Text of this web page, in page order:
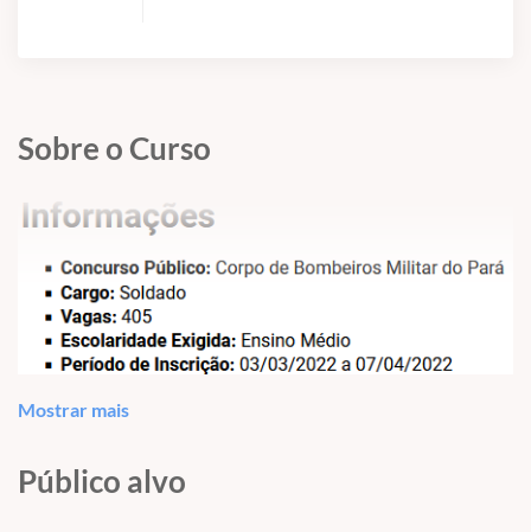
Sobre o Curso
Mostrar mais
Público alvo